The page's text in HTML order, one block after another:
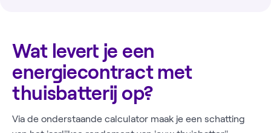
Wat levert je een
energiecontract met
thuisbatterij op?
Via de onderstaande calculator maak je een schatting